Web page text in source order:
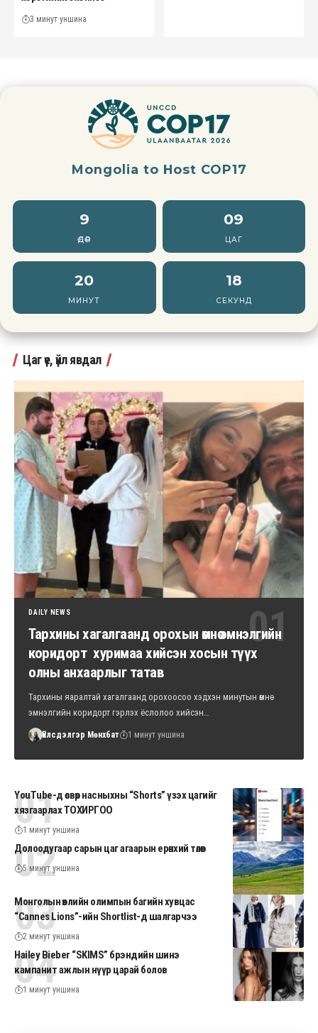
3 минут уншина
Mongolia to Host COP17
9
ӨДӨР
09
ЦАГ
20
МИНУТ
16
СЕКУНД
Цаг үе, үйл явдал
DAILY NEWS
Тархины хагалгаанд орохын өмнө эмнэлгийн
коридорт хуримаа хийсэн хосын түүх
олны анхаарлыг татав
Тархины яаралтай хагалгаанд орохоосоо хэдхэн минутын өмнө
эмнэлгийн коридорт гэрлэх ёслолоо хийсэн…
Үйлсдэлгэр Мөнхбат 1 минут уншина
YouTube-д өсвөр насныхны “Shorts” үзэх цагийг
хязгаарлах ТОХИРГОО
1 минут уншина
Долоодугаар сарын цаг агаарын ерөнхий төлөв
5 минут уншина
Монголын өвлийн олимпын багийн хувцас
“Cannes Lions”-ийн Shortlist-д шалгарчээ
2 минут уншина
Hailey Bieber “SKIMS” брэндийн шинэ
кампанит ажлын нүүр царай болов
1 минут уншина